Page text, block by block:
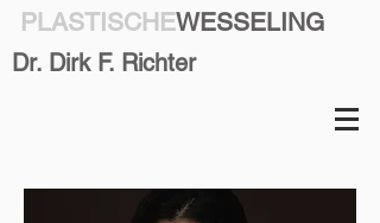
PLASTISCHEWESSELING
Dr. Dirk F. Richter